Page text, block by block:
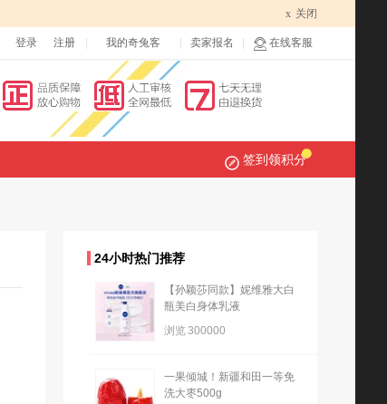
x 关闭
登录 注册 我的奇兔客 卖家报名 在线客服
签到领积分
24小时热门推荐
【孙颖莎同款】妮维雅大白
瓶美白身体乳液
浏览300000
一果倾城！新疆和田一等免
洗大枣500g